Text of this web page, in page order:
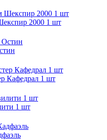
2000 1 шт
Кафедрал 1 шт
1 шт